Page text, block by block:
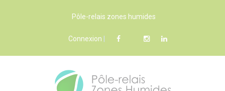
Pôle-relais zones humides
Connexion